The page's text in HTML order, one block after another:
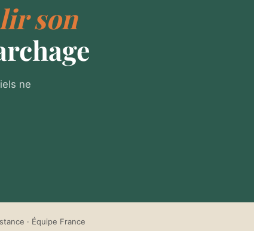
son
ne
· Équipe France